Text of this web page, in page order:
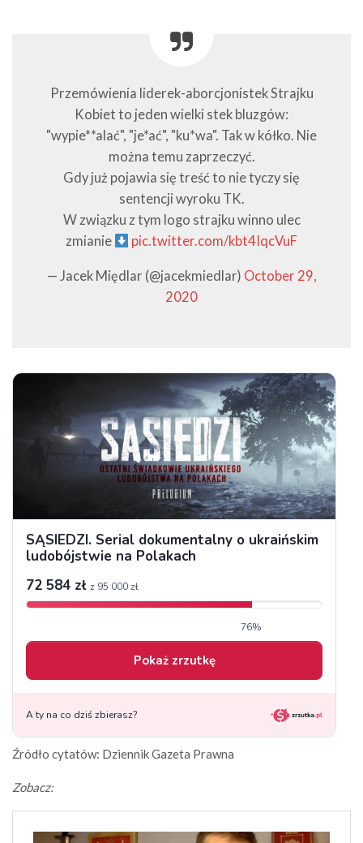
Przemówienia liderek-aborcjonistek Strajku
Kobiet to jeden wielki stek bluzgów:
"wypie**alać", "je*ać", "ku*wa". Tak w kółko. Nie
można temu zaprzeczyć.
Gdy już pojawia się treść to nie tyczy się
sentencji wyroku TK.
W związku z tym logo strajku winno ulec
zmianie
pic.twitter.com/kbt4IqcVuF
— Jacek Międlar (@jacekmiedlar) October 29,
2020
Źródło cytatów: Dziennik Gazeta Prawna
Zobacz: